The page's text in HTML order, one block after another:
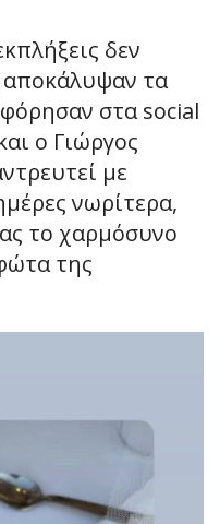
δεν
τα
στα social
ο Γιώργος
με
νωρίτερα,
το χαρμόσυνο
της